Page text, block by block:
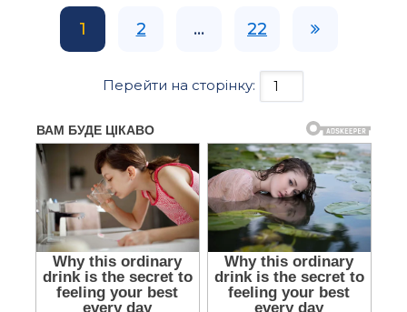
1 2 ... 22
Перейти на сторінку: